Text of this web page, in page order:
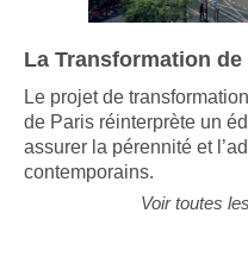
La Transformation
Le projet de
de Paris réinterprète un
assurer la pérennité et
contemporains.
Voir toutes